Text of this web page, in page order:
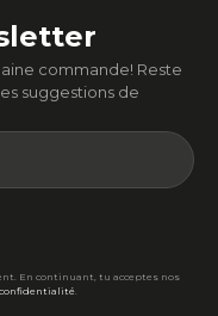
commande! Reste
suggestions de
En continuant, tu acceptes nos
.